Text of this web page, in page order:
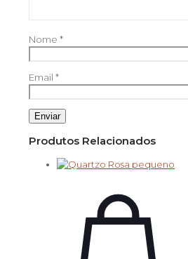
Nome *
Email *
Produtos Relacionados